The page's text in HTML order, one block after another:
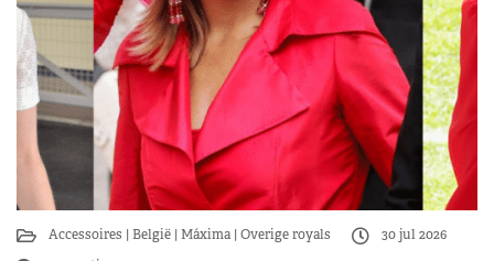
Accessoires België Máxima Overige royals
30 jul 2026